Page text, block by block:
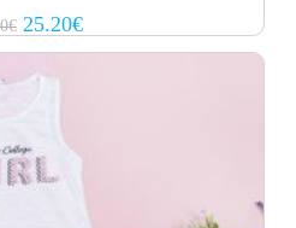
€ Original
price
was:
25.20€Current
price
is: